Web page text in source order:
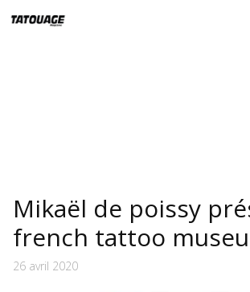
au
Mikaël de poissy
french tattoo
26 avril 2020